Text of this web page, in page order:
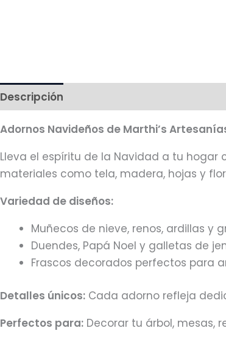
Descripción
Adornos Navideños de Marthi’s
Lleva el espíritu de la Navidad a tu hogar
materiales como tela, madera, hojas y
Variedad de diseños:
Muñecos de nieve, renos, ardillas y
Duendes, Papá Noel y galletas de
Frascos decorados perfectos para
Detalles únicos: Cada adorno refleja
Perfectos para: Decorar tu árbol, mesas,